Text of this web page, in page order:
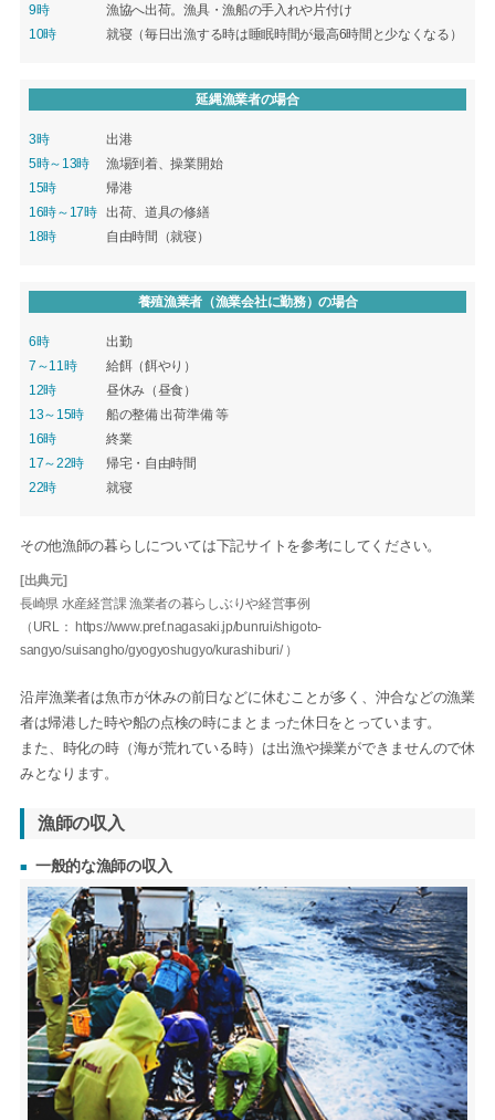
9時
漁協へ出荷。漁具・漁船の手入れや片付け
10時
就寝（毎日出漁する時は睡眠時間が最高6時間と少なくなる）
延縄漁業者の場合
3時
出港
5時～13時
漁場到着、操業開始
15時
帰港
16時～17時 出荷、道具の修繕
18時
自由時間（就寝）
養殖漁業者（漁業会社に勤務）の場合
6時
出勤
7～11時
給餌（餌やり）
12時
昼休み（昼食）
13～15時
船の整備 出荷準備 等
16時
終業
17～22時
帰宅・自由時間
22時
就寝
その他漁師の暮らしについては下記サイトを参考にしてください。
[出典元]
長崎県 水産経営課 漁業者の暮らしぶりや経営事例
（URL： https://www.pref.nagasaki.jp/bunrui/shigoto-
sangyo/suisangho/gyogyoshugyo/kurashiburi/ ）
沿岸漁業者は魚市が休みの前日などに休むことが多く、沖合などの漁業
者は帰港した時や船の点検の時にまとまった休日をとっています。
また、時化の時（海が荒れている時）は出漁や操業ができませんので休
みとなります。
漁師の収入
一般的な漁師の収入